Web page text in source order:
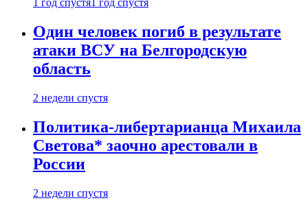
1 год спустя 1 год спустя
Один человек погиб в результате
атаки ВСУ на Белгородскую
область
2 недели спустя
Политика-либертарианца Михаила
Светова* заочно арестовали в
России
2 недели спустя